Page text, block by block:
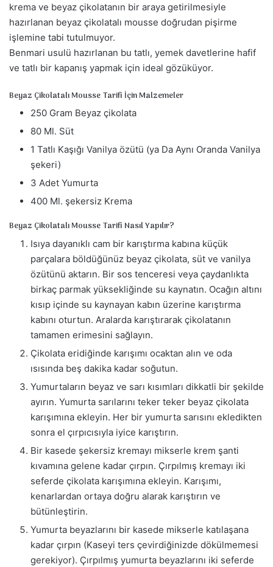
krema ve beyaz çikolatanın bir araya getirilmesiyle
hazırlanan beyaz çikolatalı mousse doğrudan pişirme
işlemine tabi tutulmuyor.
Benmari usulü hazırlanan bu tatlı, yemek davetlerine hafif
ve tatlı bir kapanış yapmak için ideal gözüküyor.
Beyaz Çikolatalı Mousse Tarifi İçin Malzemeler
250 Gram Beyaz çikolata
80 Ml. Süt
1 Tatlı Kaşığı Vanilya özütü (ya Da Aynı Oranda Vanilya
şekeri)
3 Adet Yumurta
400 Ml. şekersiz Krema
Beyaz Çikolatalı Mousse Tarifi Nasıl Yapılır?
Isıya dayanıklı cam bir karıştırma kabına küçük
parçalara böldüğünüz beyaz çikolata, süt ve vanilya
özütünü aktarın. Bir sos tenceresi veya çaydanlıkta
birkaç parmak yüksekliğinde su kaynatın. Ocağın altını
kısıp içinde su kaynayan kabın üzerine karıştırma
kabını oturtun. Aralarda karıştırarak çikolatanın
tamamen erimesini sağlayın.
Çikolata eridiğinde karışımı ocaktan alın ve oda
ısısında beş dakika kadar soğutun.
Yumurtaların beyaz ve sarı kısımları dikkatli bir şekilde
ayırın. Yumurta sarılarını teker teker beyaz çikolata
karışımına ekleyin. Her bir yumurta sarısını ekledikten
sonra el çırpıcısıyla iyice karıştırın.
Bir kasede şekersiz kremayı mikserle krem şanti
kıvamına gelene kadar çırpın. Çırpılmış kremayı iki
seferde çikolata karışımına ekleyin. Karışımı,
kenarlardan ortaya doğru alarak karıştırın ve
bütünleştirin.
Yumurta beyazlarını bir kasede mikserle katılaşana
kadar çırpın (Kaseyi ters çevirdiğinizde dökülmemesi
gerekiyor). Çırpılmış yumurta beyazlarını iki seferde